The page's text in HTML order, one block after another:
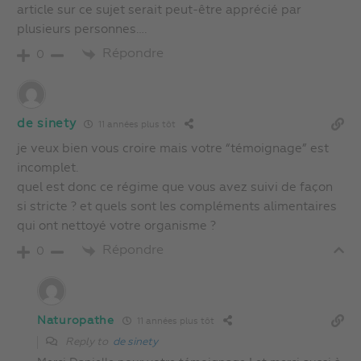
article sur ce sujet serait peut-être apprécié par
plusieurs personnes….
0 Répondre
de sinety 11 années plus tôt
je veux bien vous croire mais votre “témoignage” est
incomplet.
quel est donc ce régime que vous avez suivi de façon
si stricte ? et quels sont les compléments alimentaires
qui ont nettoyé votre organisme ?
0 Répondre
Naturopathe 11 années plus tôt
Reply to de sinety